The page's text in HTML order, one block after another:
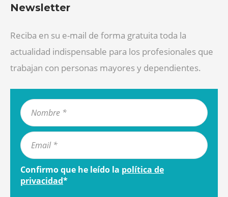
Newsletter
Reciba en su e-mail de forma gratuita toda la
actualidad indispensable para los profesionales que
trabajan con personas mayores y dependientes.
Confirmo que he leído la política de
privacidad*